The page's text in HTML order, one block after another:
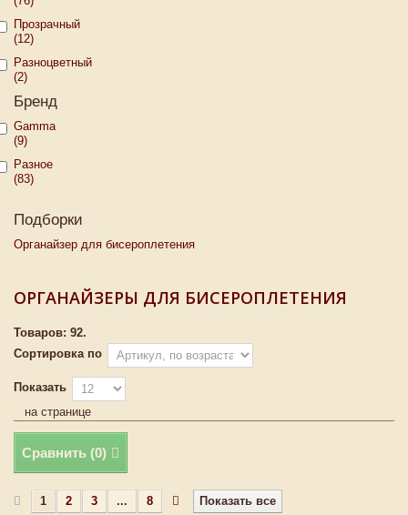
Прозрачный
(12)
Разноцветный
(2)
Бренд
Gamma
(9)
Разное
(83)
Подборки
Органайзер для бисероплетения
ОРГАНАЙЗЕРЫ ДЛЯ БИСЕРОПЛЕТЕНИЯ
Товаров: 92.
Сортировка по
Показать
на странице
Сравнить (0)
Показать все
1 2 3 ... 8